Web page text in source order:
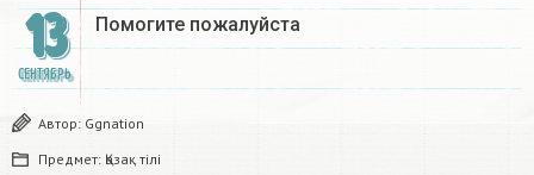
13
СЕНТЯБРЬ
Помогите пожалуйста
Автор: Ggnation
Предмет: Қазақ тiлi